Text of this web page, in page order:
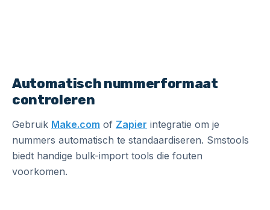
Automatisch nummerformaat
controleren
Gebruik Make.com of Zapier integratie om je
nummers automatisch te standaardiseren. Smstools
biedt handige bulk-import tools die fouten
voorkomen.